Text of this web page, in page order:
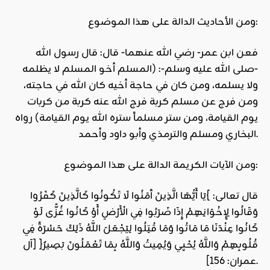
ومن الأحاديث الدالة على هذا الموضوع:
فعن ابن عمر- رضي الله عنهما- قال: قال رسول الله
-صلى الله عليه وسلم-: (المسلم أخو المسلم لا يظلمه
ولا يسلمه، ومن كان في حاجة أخيه كان الله في حاجته،
ومن فرج عن مسلم كربة فرج الله عنه كربة من كربات
يوم القيامة، ومن ستر مسلماً ستره الله يوم القيامة) رواه
البخاري ومسلم والترمذي وأبو داود وأحمد.
ومن الآيات الكريمة الدالة على هذا الموضوع:
قال تعالى: }يَا أَيُّهَا الَّذِينَ آَمَنُوا لَا تَكُونُوا كَالَّذِينَ كَفَرُوا
وَقَالُوا لِإِخْوَانِهِمْ إِذَا ضَرَبُوا فِي الْأَرْضِ أَوْ كَانُوا غُزًّى لَوْ
كَانُوا عِنْدَنَا مَا مَاتُوا وَمَا قُتِلُوا لِيَجْعَلَ اللَّهُ ذَلِكَ حَسْرَةً فِي
قُلُوبِهِمْ وَاللَّهُ يُحْيِي وَيُمِيتُ وَاللَّهُ بِمَا تَعْمَلُونَ بَصِيرٌ{ [آل
عمران: 156].